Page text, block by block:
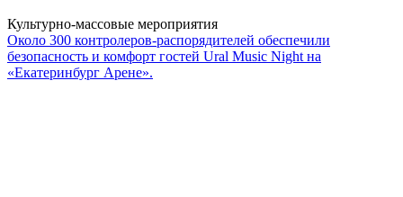
Культурно-массовые мероприятия
Около 300 контролеров-распорядителей обеспечили
безопасность и комфорт гостей Ural Music Night на
«Екатеринбург Арене».